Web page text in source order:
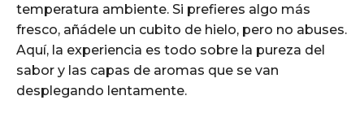
temperatura ambiente. Si prefieres algo más
fresco, añádele un cubito de hielo, pero no abuses.
Aquí, la experiencia es todo sobre la pureza del
sabor y las capas de aromas que se van
desplegando lentamente.